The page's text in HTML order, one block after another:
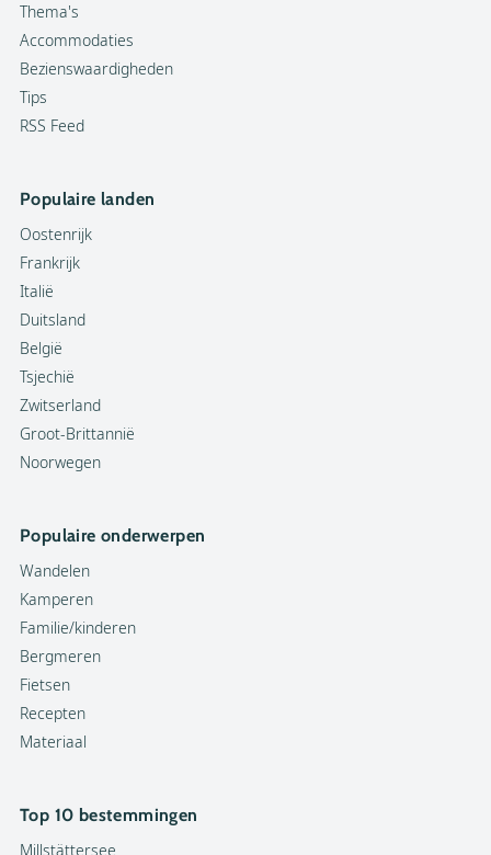
Thema's
Accommodaties
Bezienswaardigheden
Tips
RSS Feed
Populaire landen
Oostenrijk
Frankrijk
Italië
Duitsland
België
Tsjechië
Zwitserland
Groot-Brittannië
Noorwegen
Populaire onderwerpen
Wandelen
Kamperen
Familie/kinderen
Bergmeren
Fietsen
Recepten
Materiaal
Top 10 bestemmingen
Millstättersee